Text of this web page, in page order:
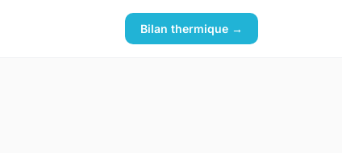
Bilan thermique →